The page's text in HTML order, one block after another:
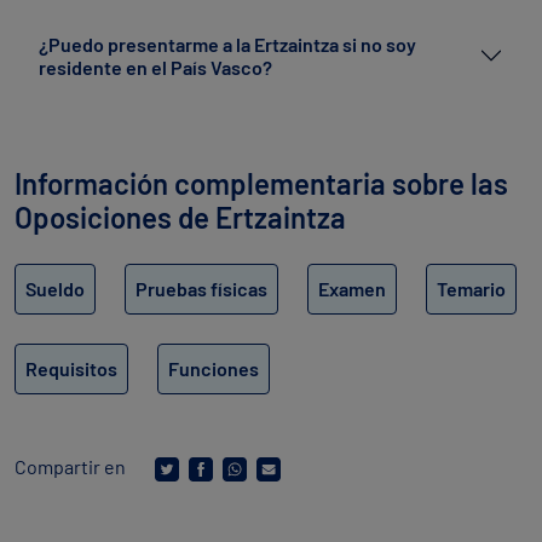
¿Puedo presentarme a la Ertzaintza si no soy
residente en el País Vasco?
Información complementaria sobre las
Oposiciones de Ertzaintza
Sueldo Pruebas físicas Examen Temario
Requisitos Funciones
Compartir en